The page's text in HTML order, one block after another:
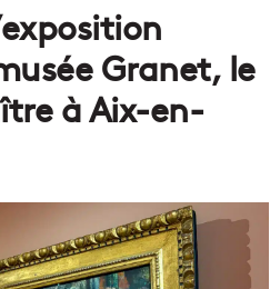
Granet, le
à Aix-en-